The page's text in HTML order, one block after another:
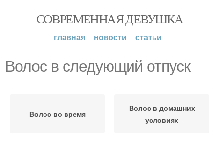
СОВРЕМЕННАЯ ДЕВУШКА
главная новости статьи
Волос в следующий отпуск
Волос во время
Волос в домашних
условиях